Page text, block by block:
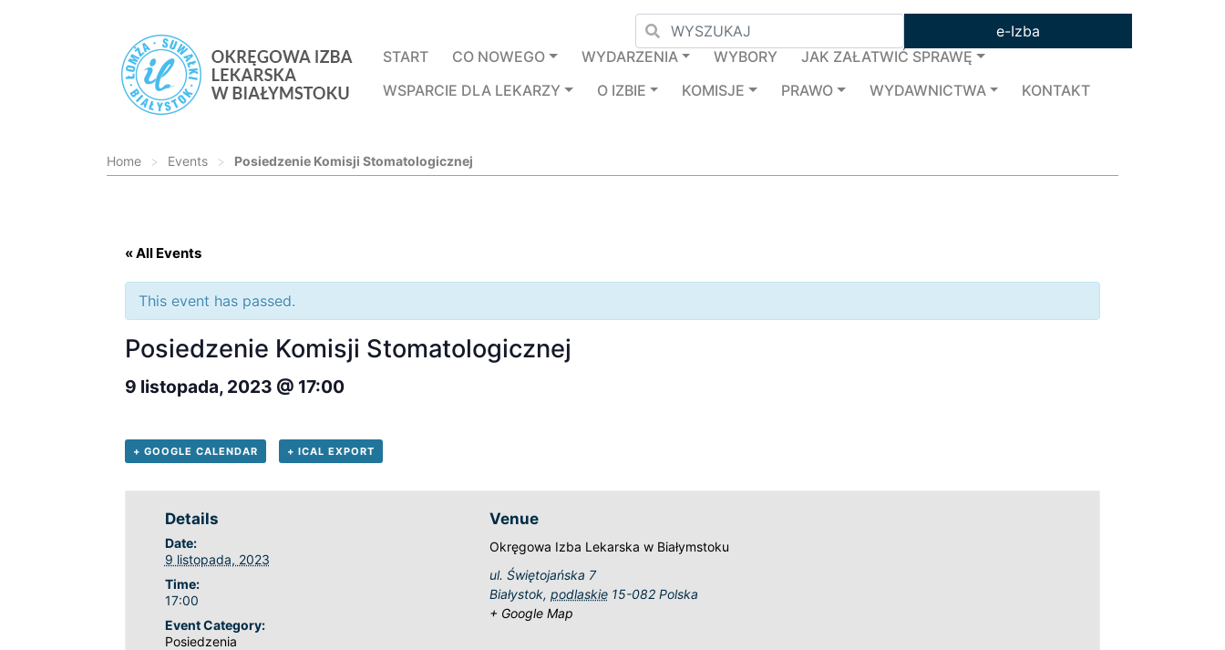
e-Izba
START
CO NOWEGO WYDARZENIA WYBORY
JAK ZAŁATWIĆ SPRAWĘ
WSPARCIE DLA LEKARZY
O IZBIE KOMISJE PRAWO WYDAWNICTWA KONTAKT
Home > Events > Posiedzenie Komisji Stomatologicznej
« All Events
This event has passed.
Posiedzenie Komisji Stomatologicznej
9 listopada, 2023 @ 17:00
+ GOOGLE CALENDAR + ICAL EXPORT
Details
Date:
9 listopada, 2023
Time:
17:00
Event Category:
Posiedzenia
Venue
Okręgowa Izba Lekarska w Białymstoku
ul. Świętojańska 7
Białystok, podlaskie 15-082 Polska
+ Google Map